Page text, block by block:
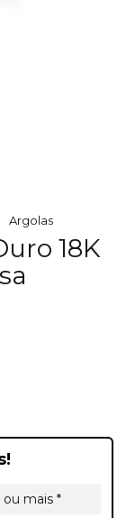
Argolas
18K
mais *